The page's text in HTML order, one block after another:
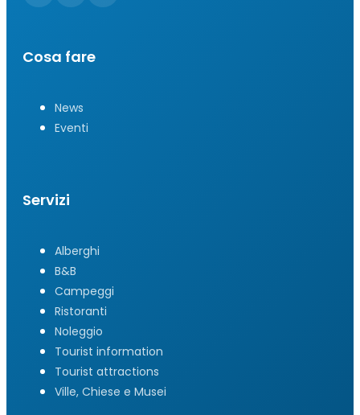
Cosa fare
News
Eventi
Servizi
Alberghi
B&B
Campeggi
Ristoranti
Noleggio
Tourist information
Tourist attractions
Ville, Chiese e Musei